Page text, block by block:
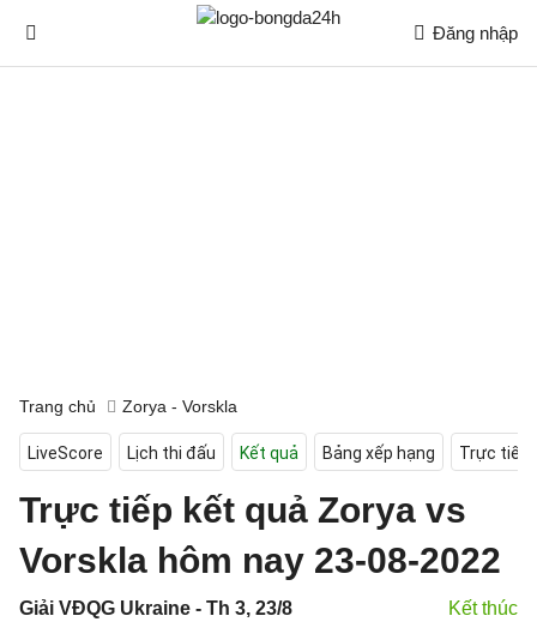
Đăng nhập
Trang chủ Zorya - Vorskla
LiveScore Lịch thi đấu Kết quả Bảng xếp hạng Trực tiếp
Trực tiếp kết quả Zorya vs
Vorskla hôm nay 23-08-2022
Giải VĐQG Ukraine - Th 3, 23/8 Kết thúc